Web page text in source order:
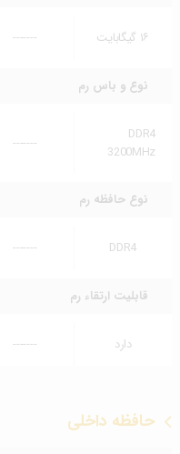
۱۶ گیگابایت -------
نوع و باس رم
DDR4
3200MHz
-------
نوع حافظه رم
DDR4
-------
قابلیت ارتقاء رم
دارد -------
حافظه داخلی